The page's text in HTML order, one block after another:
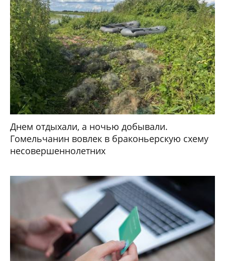
Днем отдыхали, а ночью добывали.
Гомельчанин вовлек в браконьерскую схему
несовершеннолетних